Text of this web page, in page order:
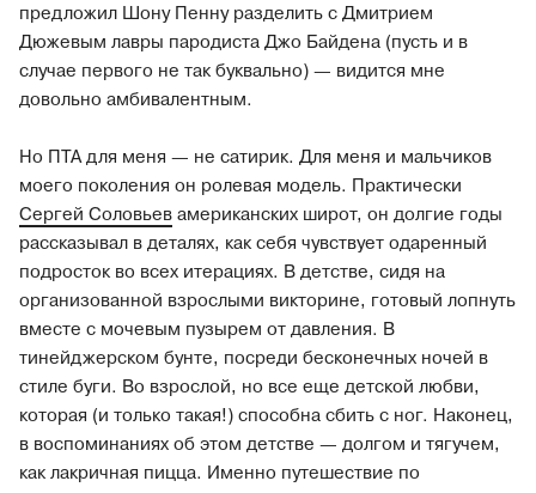
предложил Шону Пенну разделить с Дмитрием
Дюжевым лавры пародиста Джо Байдена (пусть и в
случае первого не так буквально) — видится мне
довольно амбивалентным.
Но ПТА для меня — не сатирик. Для меня и мальчиков
моего поколения он ролевая модель. Практически
Сергей Соловьевамериканских широт, он долгие годы
рассказывал в деталях, как себя чувствует одаренный
подросток во всех итерациях. В детстве, сидя на
организованной взрослыми викторине, готовый лопнуть
вместе с мочевым пузырем от давления. В
тинейджерском бунте, посреди бесконечных ночей в
стиле буги. Во взрослой, но все еще детской любви,
которая (и только такая!) способна сбить с ног. Наконец,
в воспоминаниях об этом детстве — долгом и тягучем,
как лакричная пицца. Именно путешествие по